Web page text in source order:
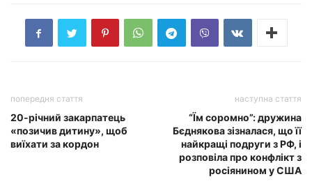
попередня стаття
20-річний закарпатець
«позичив дитину», щоб
виїхати за кордон
наступна стаття
“Їм соромно”: дружина
Бєднякова зізналася, що її
найкращі подруги з РФ, і
розповіла про конфлікт з
росіянином у США